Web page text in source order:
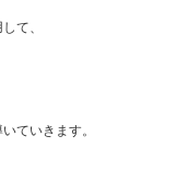
て、
ていきます。